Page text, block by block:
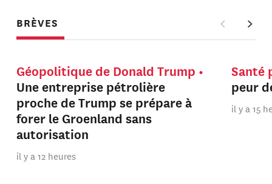
BRÈVES
Géopolitique de Donald Trump
Une entreprise pétrolière
proche de Trump se prépare à
forer le Groenland sans
autorisation
il y a 12 heures
Santé
peur
il y a 15